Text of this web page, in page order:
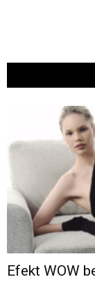
Efekt WOW